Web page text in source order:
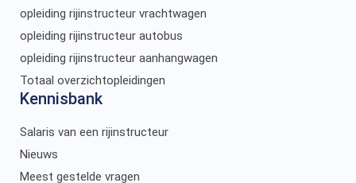
opleiding rijinstructeur vrachtwagen
opleiding rijinstructeur autobus
opleiding rijinstructeur aanhangwagen
Totaal overzichtopleidingen
Kennisbank
Salaris van een rijinstructeur
Nieuws
Meest gestelde vragen